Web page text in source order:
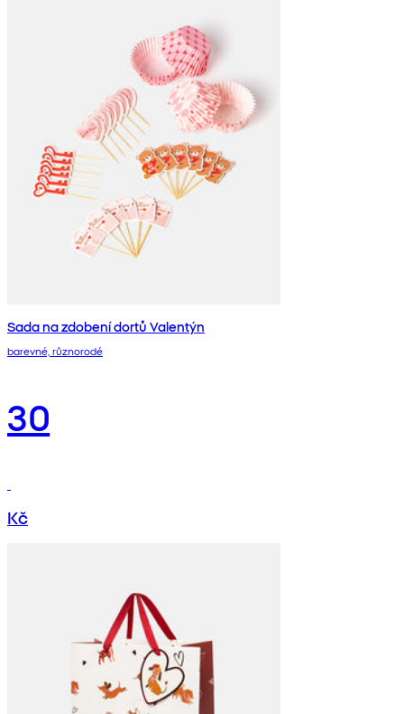
Sada na zdobení dortů Valentýn
barevné, různorodé
30
Kč